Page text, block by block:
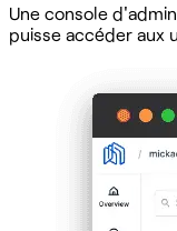
Une console
puisse accéder aux